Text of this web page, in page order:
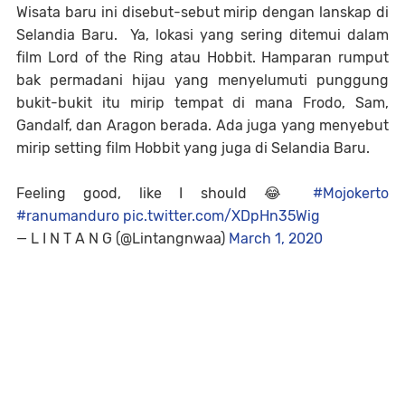
Wisata baru ini disebut-sebut mirip dengan lanskap di
Selandia Baru. Ya, lokasi yang sering ditemui dalam
film Lord of the Ring atau Hobbit. Hamparan rumput
bak permadani hijau yang menyelumuti punggung
bukit-bukit itu mirip tempat di mana Frodo, Sam,
Gandalf, dan Aragon berada. Ada juga yang menyebut
mirip setting film Hobbit yang juga di Selandia Baru.
Feeling good, like I should 😂 #Mojokerto
#ranumanduro pic.twitter.com/XDpHn35Wig
— L I N T A N G (@Lintangnwaa) March 1, 2020